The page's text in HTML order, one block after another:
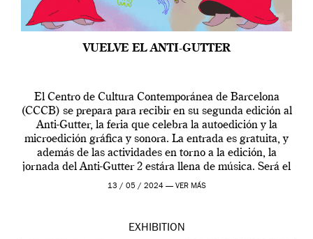
VUELVE EL ANTI-GUTTER
El Centro de Cultura Contemporánea de Barcelona
(CCCB) se prepara para recibir en su segunda edición al
Anti-Gutter, la feria que celebra la autoedición y la
microedición gráfica y sonora. La entrada es gratuita, y
además de las actividades en torno a la edición, la
jornada del Anti-Gutter 2 estára llena de música. Será el
[…]
13 / 05 / 2024 — VER MÁS
EXHIBITION